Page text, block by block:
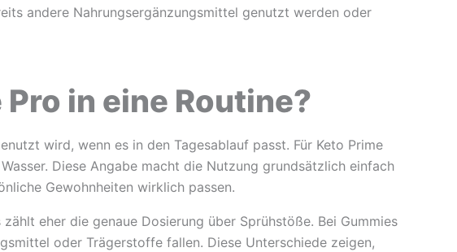
andere Nahrungsergänzungsmittel genutzt werden oder
in eine Routine?
wird, wenn es in den Tagesablauf passt. Für Keto Prime
Diese Angabe macht die Nutzung grundsätzlich einfach
Gewohnheiten wirklich passen.
eher die genaue Dosierung über Sprühstöße. Bei Gummies
oder Trägerstoffe fallen. Diese Unterschiede zeigen,